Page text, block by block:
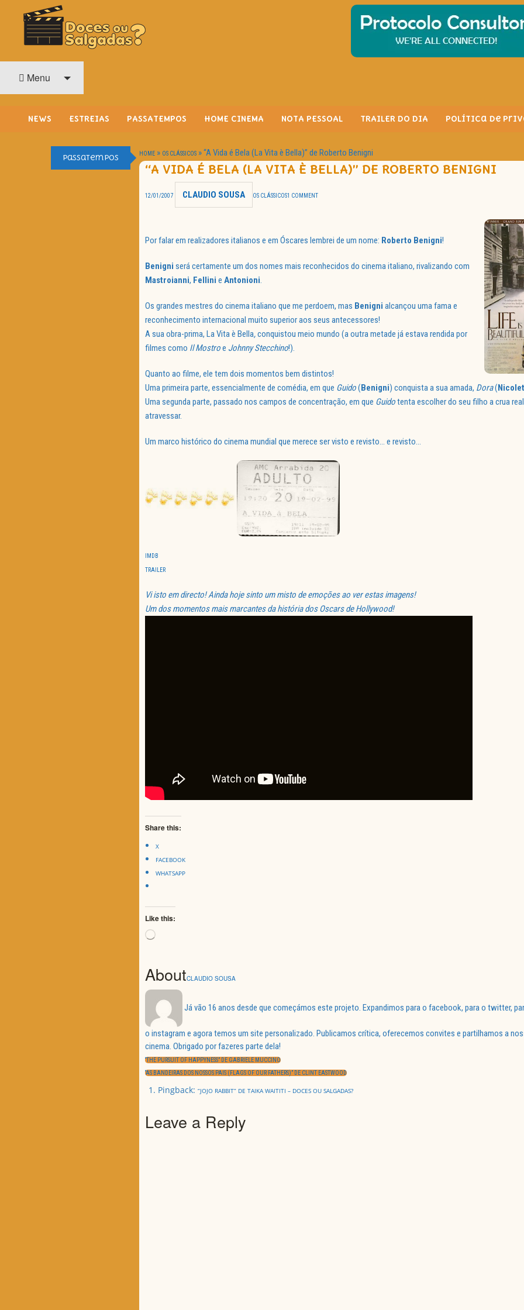
O Cinema? Uma Paixão!!
Menu
NEWS ESTREIAS PASSATEMPOS HOME CINEMA NOTA PESSOAL TRAILER DO DIA Política de
Passatempos HOME » OS CLÁSSICOS »“A Vida é Bela (La Vita è Bella)” de Roberto Benigni
“A VIDA É BELA (LA VITA È BELLA)” DE ROBERTO BENIGNI
12/01/2007 CLAUDIO SOUSA OS CLÁSSICOS1 COMMENT
Por falar em realizadores italianos e em Óscares lembrei de um nome: Roberto Benigni!
Benigni será certamente um dos nomes mais reconhecidos do cinema italiano, rivalizando com
Mastroianni, Fellini e Antonioni.
Os grandes mestres do cinema italiano que me perdoem, mas Benigni alcançou uma fama e
reconhecimento internacional muito superior aos seus antecessores!
A sua obra-prima, La Vita è Bella,conquistou meio mundo (a outra metade já estava rendida por
filmes como Il Mostroe Johnny Stecchino!).
Quanto ao filme, ele tem dois momentos bem distintos!
Uma primeira parte, essencialmente de comédia, em que Guido(Benigni) conquista a sua amada, Dora(
Uma segunda parte, passado nos campos de concentração, em que Guidotenta escolher do seu filho a crua
atravessar.
Um marco histórico do cinema mundial que merece ser visto e revisto… e revisto…
IMDB
TRAILER
Vi isto em directo! Ainda hoje sinto um misto de emoções ao ver estas imagens!
Um dos momentos mais marcantes da história dos Oscars de Hollywood!
Share this:
X
FACEBOOK
WHATSAPP
Like this:
Loading…
AboutCLAUDIO SOUSA
Já vão 16 anos desde que começámos este projeto. Expandimos para o facebook, para o twitter,
o instagram e agora temos um site personalizado. Publicamos crítica, oferecemos convites e partilhamos a
cinema. Obrigado por fazeres parte dela!
Navegação
de
artigos
PREVIOUS
“THE PURSUIT OF HAPPYNESS” DE GABRIELE MUCCINO
NEXT
“AS BANDEIRAS DOS NOSSOS PAIS (FLAGS OF OUR FATHERS)” DE CLINT EASTWOOD
Pingback:“JOJO RABBIT” DE TAIKA WAITITI – DOCES OU SALGADAS?
Leave a Reply